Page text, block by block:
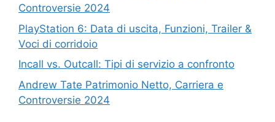
Controversie 2024
PlayStation 6: Data di uscita, Funzioni, Trailer &
Voci di corridoio
Incall vs. Outcall: Tipi di servizio a confronto
Andrew Tate Patrimonio Netto, Carriera e
Controversie 2024